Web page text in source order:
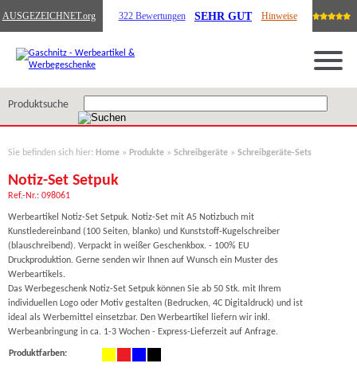
AUSGEZEICHNET.org 322 Bewertungen SEHR GUT Hinweise
Produktsuche
Sie befinden sich hier: Home » Produkte » Schreibgeräte » Schreibgeräte-Sets
Notiz-Set Setpuk
Ref.-Nr.: 098061
Werbeartikel Notiz-Set Setpuk. Notiz-Set mit A5 Notizbuch mit
Kunstledereinband (100 Seiten, blanko) und Kunststoff-Kugelschreiber
(blauschreibend). Verpackt in weißer Geschenkbox. - 100% EU
Druckproduktion. Gerne senden wir Ihnen auf Wunsch ein Muster des
Werbeartikels.
Das Werbegeschenk Notiz-Set Setpuk können Sie ab 50 Stk. mit Ihrem
individuellen Logo oder Motiv gestalten (Bedrucken, 4C Digitaldruck) und ist
ideal als Werbemittel einsetzbar. Den Werbeartikel liefern wir inkl.
Werbeanbringung in ca. 1-3 Wochen - Express-Lieferzeit auf Anfrage.
Produktfarben: